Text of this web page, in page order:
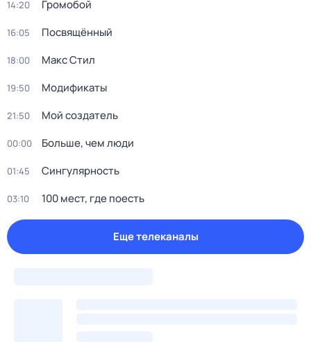
14:20 Громобой
16:05 Посвящённый
18:00 Макс Стил
19:50 Модификаты
21:50 Мой создатель
00:00 Больше, чем люди
01:45 Сингулярность
03:10 100 мест, где поесть
Еще телеканалы